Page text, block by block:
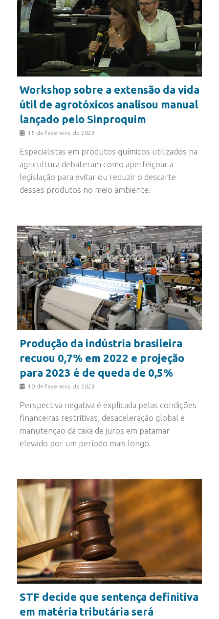
Workshop sobre a extensão da vida
útil de agrotóxicos analisou manual
lançado pelo Sinproquim
15 de fevereiro de 2023
Especialistas em produtos químicos utilizados na
agricultura debateram como aperfeiçoar a
legislação para evitar ou reduzir o descarte
desses produtos no meio ambiente.
Produção da indústria brasileira
recuou 0,7% em 2022 e projeção
para 2023 é de queda de 0,5%
10 de fevereiro de 2023
Perspectiva negativa é explicada pelas condições
financeiras restritivas, desaceleração global e
manutenção da taxa de juros em patamar
elevado por um período mais longo.
STF decide que sentença definitiva
em matéria tributária será